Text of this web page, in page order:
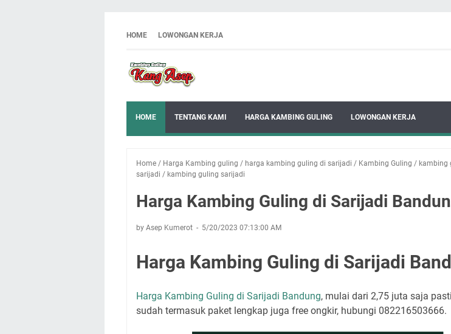
HOME LOWONGAN KERJA
HOME TENTANG KAMI HARGA KAMBING GULING LOWONGAN KERJA
Home / Harga Kambing guling / harga kambing guling di sarijadi / Kambing Guling / kambing
sarijadi / kambing guling sarijadi
Harga Kambing Guling di Sarijadi
by Asep Kumerot 5/20/2023 07:13:00 AM
Harga Kambing Guling di Sarijadi
Harga Kambing Guling di Sarijadi Bandung, mulai dari 2,75 juta saja
sudah termasuk paket lengkap juga free ongkir, hubungi 082216503666.